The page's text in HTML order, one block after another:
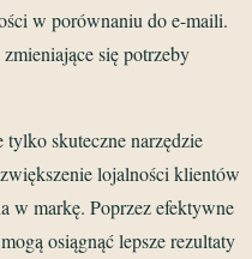
w porównaniu do e-maili.
się potrzeby
tylko skuteczne narzędzie
lojalności klientów
w markę. Poprzez efektywne
osiągnąć lepsze rezultaty